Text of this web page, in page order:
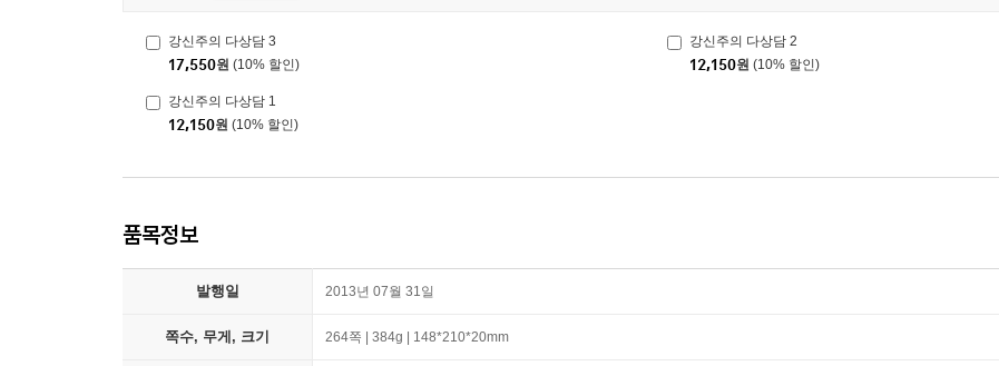
강신주의 다상담 3
17,550원 (10% 할인)
강신주의 다상담 2
12,150원 (10% 할인)
강신주의 다상담 1
12,150원 (10% 할인)
품목정보
발행일 2013년 07월 31일
쪽수, 무게, 크기 264쪽 | 384g | 148*210*20mm